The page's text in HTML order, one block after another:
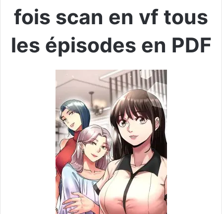
fois scan en vf tous
les épisodes en PDF